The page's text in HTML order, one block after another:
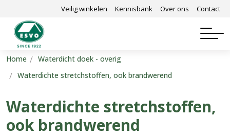
Veilig winkelen Kennisbank Over ons Contact
Home
Waterdicht doek - overig
Waterdichte stretchstoffen, ook brandwerend
Waterdichte stretchstoffen,
ook brandwerend